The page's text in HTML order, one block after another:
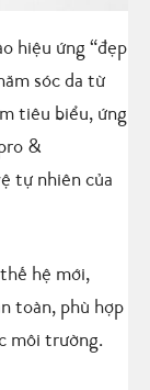
hiệu ứng “đẹp
sóc da từ
tiêu biểu, ứng
&
tự nhiên của
hệ mới,
toàn, phù hợp
môi trường.